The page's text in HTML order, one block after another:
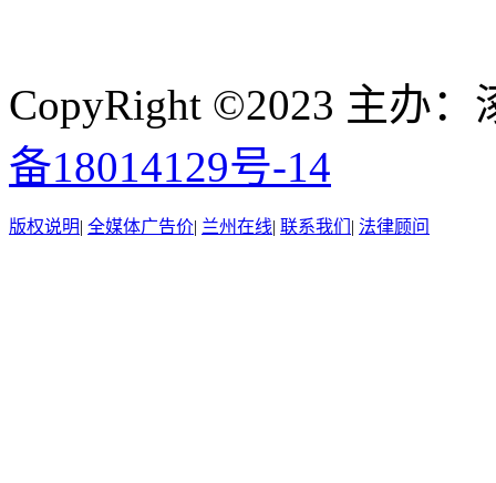
CopyRight ©2023 主办
备18014129号-14
版权说明| 全媒体广告价| 兰州在线| 联系我们 | 法律顾问